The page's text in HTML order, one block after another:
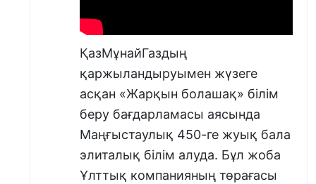
істеу үшін қажетті білімдер мен дағдыларды
отырып еңбек нарығында сұранысқа ие
мамандықты тегін игере алады.
Үйлестірушілер оқушылар мен
студенттердің теориялық білімінде
анықталған кемшін тұстарын оқу
процесінде түзету қажеттілігін
ҚазМұнайГаздың
қаржыландыруымен жүзеге
асқан «Жарқын болашақ» білім
беру бағдарламасы аясында
Маңғыстаулық 450-ге жуық бала
элиталық білім алуда. Бұл жоба
Ұлттық компанияның төрағасы